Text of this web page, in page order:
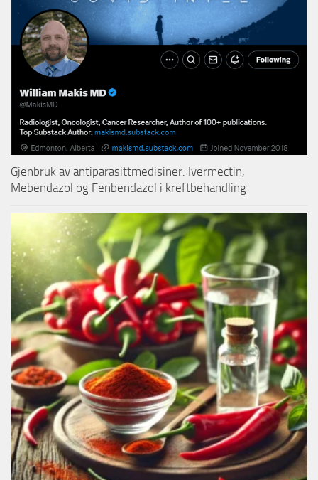
Gjenbruk av antiparasittmedisiner: Ivermectin,
Mebendazol og Fenbendazol i kreftbehandling